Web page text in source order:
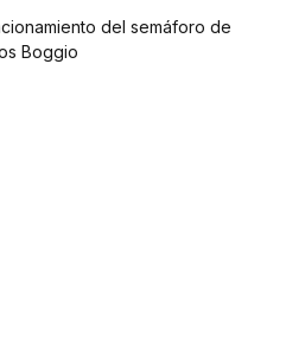
del semáforo de
Boggio